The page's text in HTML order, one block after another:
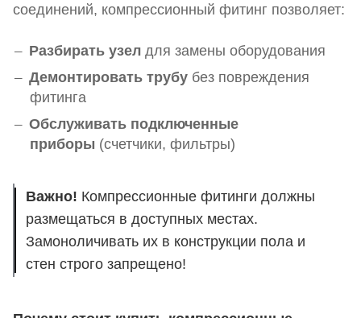
соединений, компрессионный фитинг позволяет:
Разбирать узел для замены оборудования
Демонтировать трубу без повреждения
фитинга
Обслуживать подключенные
приборы (счетчики, фильтры)
Важно! Компрессионные фитинги должны
размещаться в доступных местах.
Замоноличивать их в конструкции пола и
стен строго запрещено!